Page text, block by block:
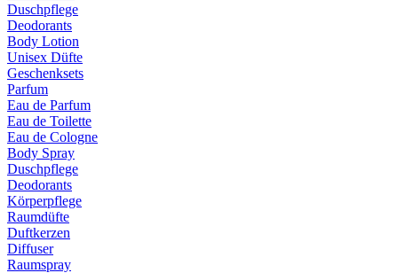
Duschpflege
Deodorants
Body Lotion
Unisex Düfte
Geschenksets
Parfum
Eau de Parfum
Eau de Toilette
Eau de Cologne
Body Spray
Duschpflege
Deodorants
Körperpflege
Raumdüfte
Duftkerzen
Diffuser
Raumspray